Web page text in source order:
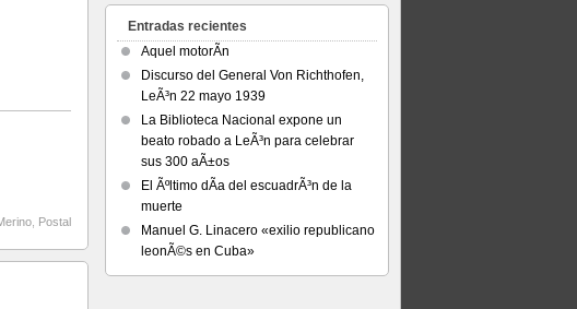
Postal
Entradas recientes
Aquel motorÃ­n
Discurso del General Von Richthofen,
LeÃ³n 22 mayo 1939
La Biblioteca Nacional expone un
beato robado a LeÃ³n para celebrar
sus 300 aÃ±os
El Ãºltimo dÃ­a del escuadrÃ³n de la
muerte
Manuel G. Linacero «exilio republicano
leonÃ©s en Cuba»